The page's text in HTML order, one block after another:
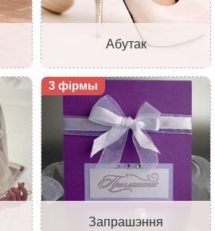
Абутак
3 фірмы
Запрашэння